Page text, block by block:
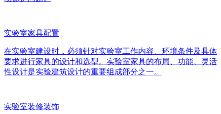
实验室家具配置
在实验室建设时，必须针对实验室工作内容、环境条件及具体
要求进行家具的设计和选型。实验室家具的布局、功能、灵活
性设计是实验建筑设计的重要组成部分之一。
实验室装修装饰